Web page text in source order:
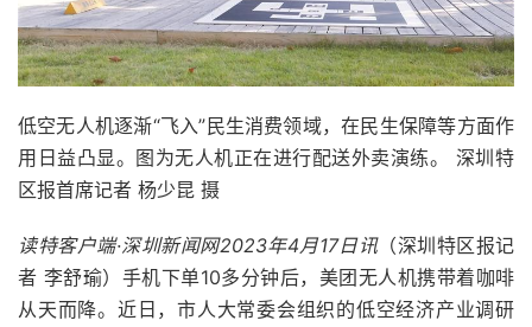
低空无人机逐渐“飞入”民生消费领域，在民生保障等方面作
用日益凸显。图为无人机正在进行配送外卖演练。 深圳特
区报首席记者 杨少昆 摄
读特客户端·深圳新闻网2023年4月17日讯（深圳特区报记
者 李舒瑜）手机下单10多分钟后，美团无人机携带着咖啡
从天而降。近日，市人大常委会组织的低空经济产业调研